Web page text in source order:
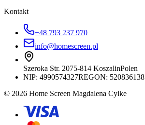
Kontakt
+48 793 237 970
info@homescreen.pl
Szeroka Str. 2075-814 KoszalinPolen
NIP: 4990574327REGON: 520836138
© 2026 Home Screen Magdalena Cylke